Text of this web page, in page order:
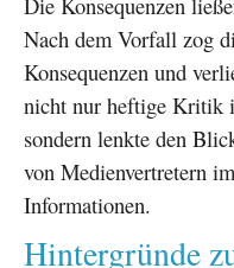
Nach dem Vorfall zog
Konsequenzen und
nicht nur heftige Kritik
sondern lenkte den
von Medienvertretern
Informationen.
Hintergründe